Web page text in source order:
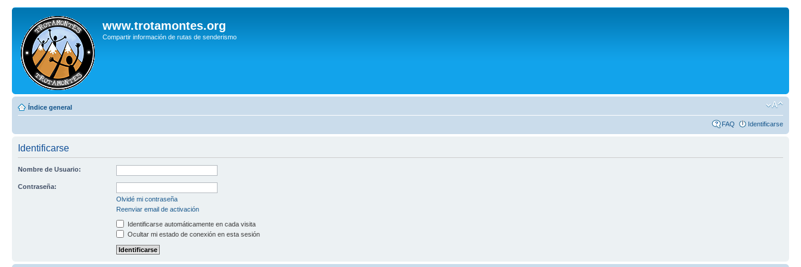
www.trotamontes.org
Compartir información de rutas de senderismo
Índice general
FAQ Identificarse
Identificarse
Nombre de Usuario:
Contraseña:
Olvidé mi contraseña
Reenviar email de activación
Identificarse automáticamente en cada visita
Ocultar mi estado de conexión en esta sesión